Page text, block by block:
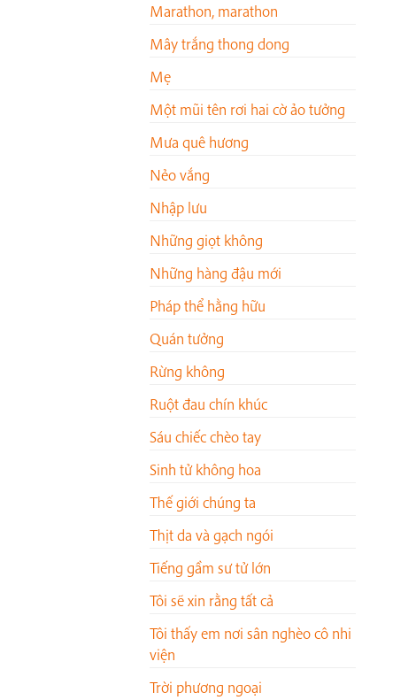
Marathon, marathon
Mây trắng thong dong
Mẹ
Một mũi tên rơi hai cờ ảo tưởng
Mưa quê hương
Nẻo vắng
Nhập lưu
Những giọt không
Những hàng đậu mới
Pháp thể hằng hữu
Quán tưởng
Rừng không
Ruột đau chín khúc
Sáu chiếc chèo tay
Sinh tử không hoa
Thế giới chúng ta
Thịt da và gạch ngói
Tiếng gầm sư tử lớn
Tôi sẽ xin rằng tất cả
Tôi thấy em nơi sân nghèo cô nhi
viện
Trời phương ngoại